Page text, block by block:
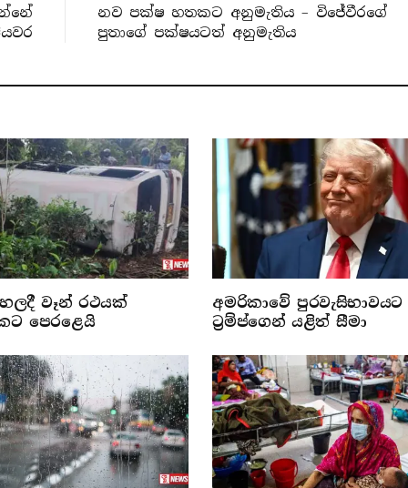
නව පක්ෂ හතකට අනුමැතිය – විජේවීරගේ
පුතාගේ පක්ෂයටත් අනුමැතිය
වෑන් රථයක්
පෙරළෙයි
අමරිකාවේ
ට්‍රම්ප්ගෙන් යළිත් සීමා